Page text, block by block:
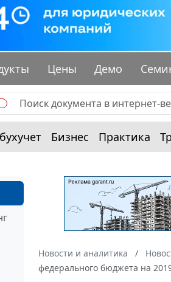
Цены Демо
Бизнес Практика
Новости и аналитика
федерального бюджета на